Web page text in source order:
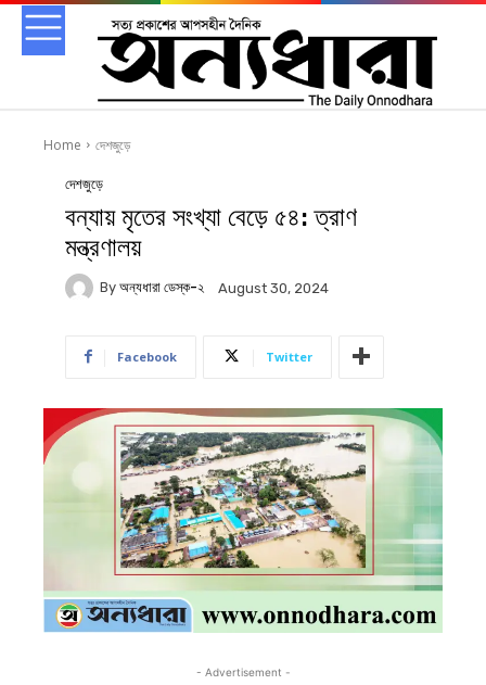
Home দেশজুড়ে
দেশজুড়ে
বন্যায় মৃতের সংখ্যা বেড়ে ৫৪: ত্রাণ
মন্ত্রণালয়
By অন্যধারা ডেস্ক-২ August 30, 2024
Facebook Twitter
- Advertisement -